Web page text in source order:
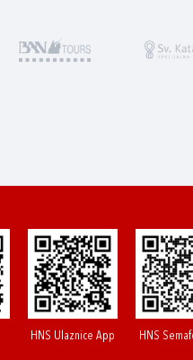
HNS Ulaznice App HNS